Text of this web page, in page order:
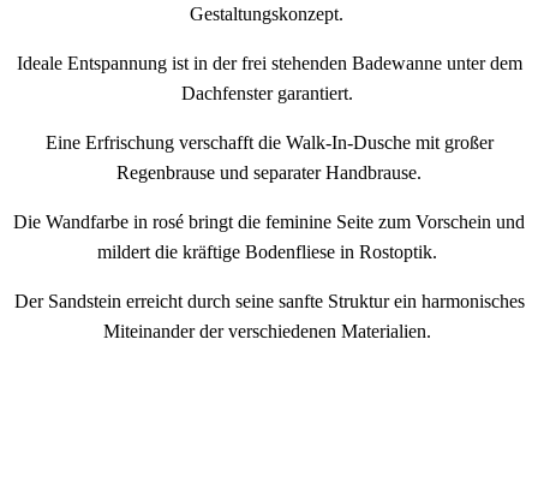
Gestaltungskonzept.
Ideale Entspannung ist in der frei stehenden Badewanne unter dem
Dachfenster garantiert.
Eine Erfrischung verschafft die Walk-In-Dusche mit großer
Regenbrause und separater Handbrause.
Die Wandfarbe in rosé bringt die feminine Seite zum Vorschein und
mildert die kräftige Bodenfliese in Rostoptik.
Der Sandstein erreicht durch seine sanfte Struktur ein harmonisches
Miteinander der verschiedenen Materialien.